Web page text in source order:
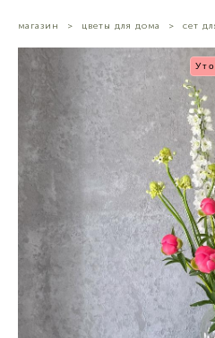
магазин > цветы для дома > сет